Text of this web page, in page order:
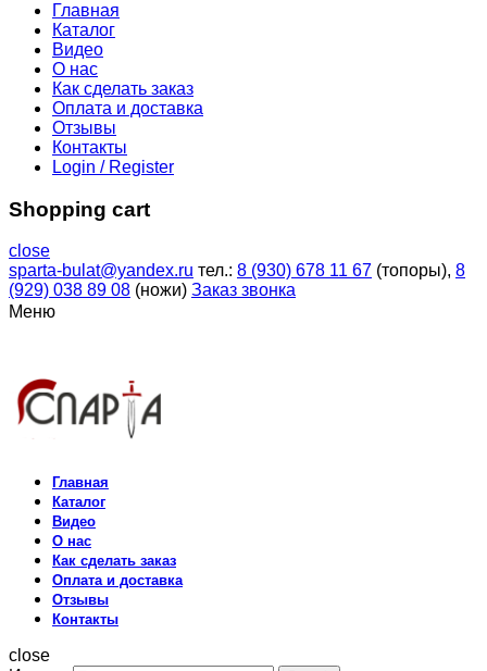
Главная
Каталог
Видео
О нас
Как сделать заказ
Оплата и доставка
Отзывы
Контакты
Login / Register
Shopping cart
close
sparta-bulat@yandex.ru тел.: 8 (930) 678 11 67 (топоры), 8
(929) 038 89 08 (ножи) Заказ звонка
Меню
Главная
Каталог
Видео
О нас
Как сделать заказ
Оплата и доставка
Отзывы
Контакты
close